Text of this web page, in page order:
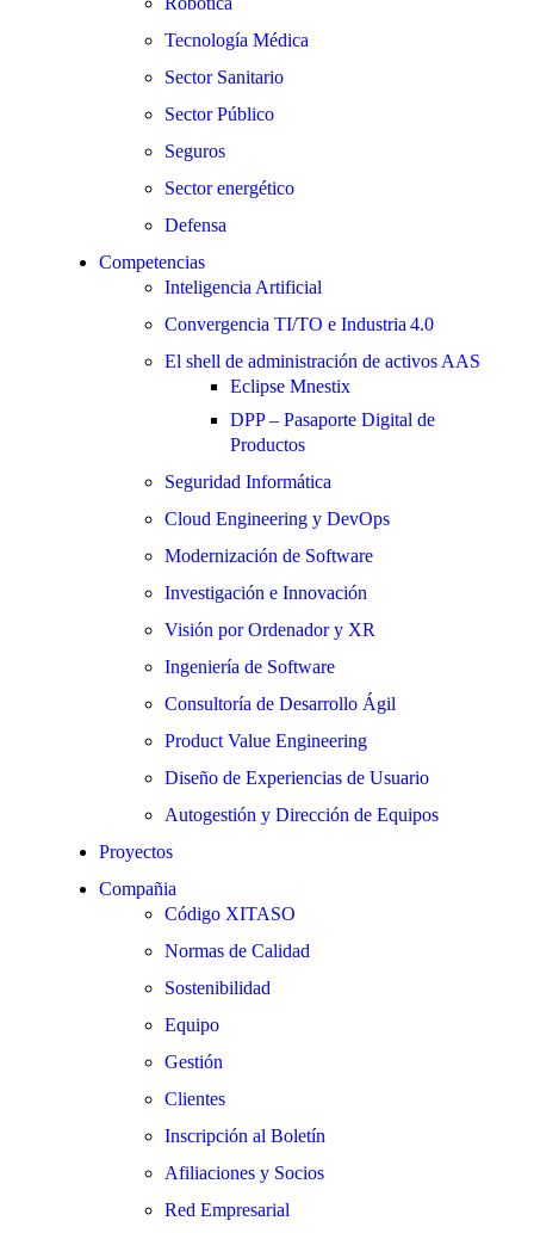
Tecnología Médica
Sector Sanitario
Sector Público
Seguros
Sector energético
Defensa
Competencias
Inteligencia Artificial
Convergencia TI/TO e Industria 4.0
El shell de administración de activos AAS
Eclipse Mnestix
DPP – Pasaporte Digital de
Productos
Seguridad Informática
Cloud Engineering y DevOps
Modernización de Software
Investigación e Innovación
Visión por Ordenador y XR
Ingeniería de Software
Consultoría de Desarrollo Ágil
Product Value Engineering
Diseño de Experiencias de Usuario
Autogestión y Dirección de Equipos
Proyectos
Compañia
Código XITASO
Normas de Calidad
Sostenibilidad
Equipo
Gestión
Clientes
Inscripción al Boletín
Afiliaciones y Socios
Red Empresarial